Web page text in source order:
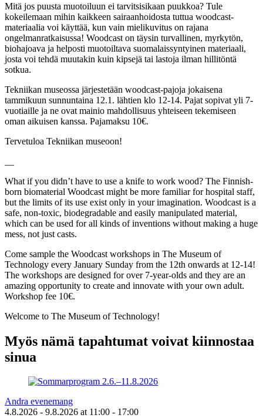
Mitä jos puusta muotoiluun ei tarvitsisikaan puukkoa? Tule
kokeilemaan mihin kaikkeen sairaanhoidosta tuttua woodcast-
materiaalia voi käyttää, kun vain mielikuvitus on rajana
ongelmanratkaisussa! Woodcast on täysin turvallinen, myrkytön,
biohajoava ja helposti muotoiltava suomalaissyntyinen materiaali,
josta voi tehdä muutakin kuin kipsejä tai lastoja ilman hillitöntä
sotkua.
Tekniikan museossa järjestetään woodcast-pajoja jokaisena
tammikuun sunnuntaina 12.1. lähtien klo 12-14. Pajat sopivat yli 7-
vuotiaille ja ne ovat mainio mahdollisuus yhteiseen tekemiseen
oman aikuisen kanssa. Pajamaksu 10€.
Tervetuloa Tekniikan museoon!
What if you didn’t have to use a knife to work wood? The Finnish-
born biomaterial Woodcast might be more familiar for hospital staff,
but the limits of its use exist only in your imagination. Woodcast is a
safe, non-toxic, biodegradable and easily manipulated material,
which can be used for all kinds of inventions without making a huge
mess, not just casts.
Come sample the Woodcast workshops in The Museum of
Technology every January Sunday from the 12th onwards at 12-14!
The workshops are designed for over 7-year-olds and they are an
amazing opportunity to create and innovate with your own adult.
Workshop fee 10€.
Welcome to The Museum of Technology!
Myös nämä tapahtumat voivat kiinnostaa
sinua
Andra evenemang
4.8.2026 - 9.8.2026 at 11:00 - 17:00